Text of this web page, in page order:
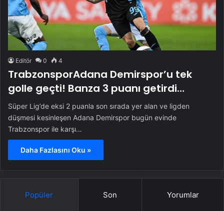
Editör 0 4
TrabzonsporAdana Demirspor’u tek
golle geçti! Banza 3 puanı getirdi…
Süper Lig’de eksi 2 puanla son sırada yer alan ve ligden
düşmesi kesinleşen Adana Demirspor bugün evinde
Trabzonspor ile karşı…
Daha Fazlasını Oku »
Popüler Son Yorumlar